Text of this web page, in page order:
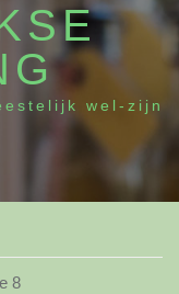
wel-zijn
8